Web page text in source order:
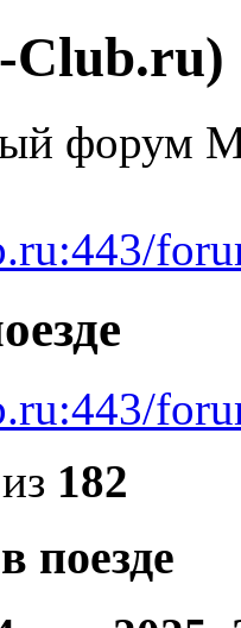
форум
из 182
поезде